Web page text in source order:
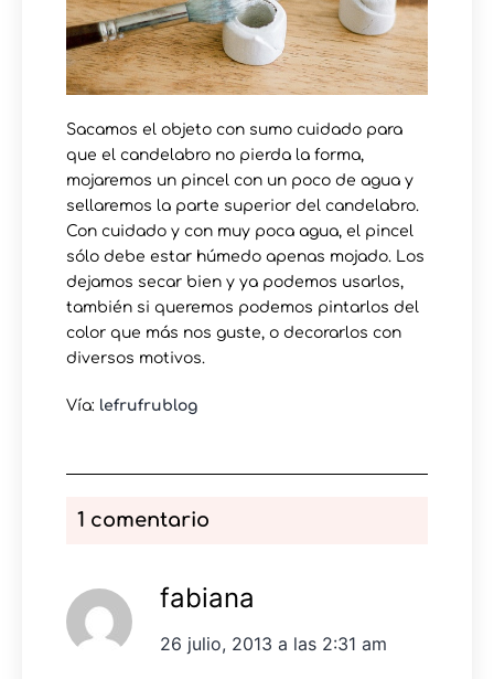
Sacamos el objeto con sumo cuidado para
que el candelabro no pierda la forma,
mojaremos un pincel con un poco de agua y
sellaremos la parte superior del candelabro.
Con cuidado y con muy poca agua, el pincel
sólo debe estar húmedo apenas mojado. Los
dejamos secar bien y ya podemos usarlos,
también si queremos podemos pintarlos del
color que más nos guste, o decorarlos con
diversos motivos.
Vía: lefrufrublog
1 comentario
fabiana
26 julio, 2013 a las 2:31 am